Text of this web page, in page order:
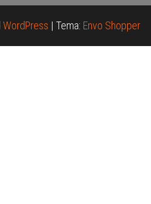
WordPress | Tema: Envo Shopper